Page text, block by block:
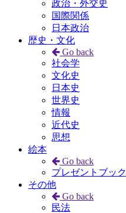
政治・外交史
国際関係
日本政治
歴史・文化
Go back
社会学
文化史
日本史
世界史
情報
近代史
思想
絵本
Go back
プレゼントブック
その他
Go back
民法